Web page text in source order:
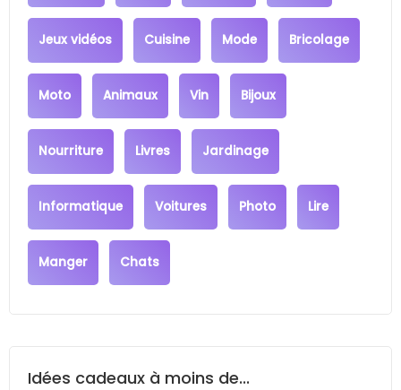
Jeux vidéos Cuisine Mode Bricolage
Moto Animaux Vin Bijoux
Nourriture Livres Jardinage
Informatique Voitures Photo Lire
Manger Chats
Idées cadeaux à moins de...